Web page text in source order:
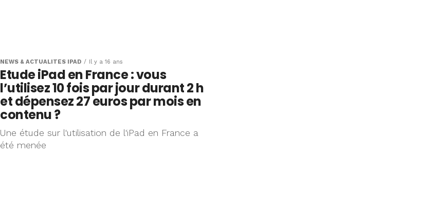
NEWS & ACTUALITÉS IPAD Il y a 16 ans
Etude iPad en France : vous
l’utilisez 10 fois par jour durant 2 h
et dépensez 27 euros par mois en
contenu ?
Une étude sur l'utilisation de l'iPad en France a
été menée